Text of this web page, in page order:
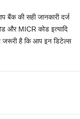
की सही जानकारी दर्ज
और MICR कोड इत्यादि
जरूरी है कि आप इन डिटेल्स